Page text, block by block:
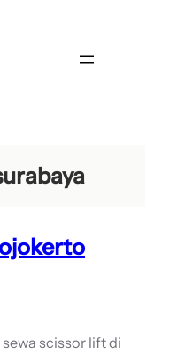
scissor lift di